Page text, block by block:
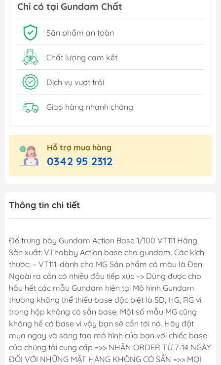
Chỉ có tại Gundam Chất
Sản phẩm an toàn
Chất lượng cam kết
Dịch vụ vượt trội
Giao hàng nhanh chóng
Hỗ trợ mua hàng
0342 95 2312
Thông tin chi tiết
Đế trưng bày Gundam Action Base 1/100 VT111 Hãng
Sản xuất: VThobby Action base cho gundam. Các kích
thước: – VT111: dành cho MG Sản phẩm có màu là Đen
Ngoài ra còn có nhiều đầu tiếp xúc –> Dùng được cho
hầu hết các mẫu Gundam hiện tại Mô hình Gundam
thường không thể thiếu base đặc biệt là SD, HG, RG vì
trong hộp không có sẵn base. Một số mẫu MG cũng
không hề có base vì vậy bạn sẽ cần tới nó. Hãy đặt
mua ngay và sáng tạo mô hình của bạn với chiếc base
của chúng tôi cung cấp =>> NHẬN ORDER TỪ 7-14 NGÀY
ĐỐI VỚI NHỮNG MẶT HÀNG KHÔNG CÓ SẴN =>> MỌI